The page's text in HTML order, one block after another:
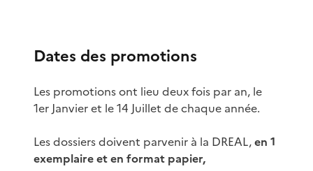
Dates des promotions
Les promotions ont lieu deux fois par an, le
1er Janvier et le 14 Juillet de chaque année.
Les dossiers doivent parvenir à la DREAL,en 1
exemplaire et en format papier,